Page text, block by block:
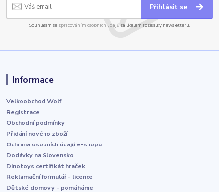
Přihlásit se
Souhlasím se zpracováním osobních údajůza účelem rozesílky newsletteru.
Informace
Velkoobchod Wolf
Registrace
Obchodní podmínky
Přidání nového zboží
Ochrana osobních údajů e-shopu
Dodávky na Slovensko
Dinotoys certifikát hraček
Reklamační formulář - licence
Dětské domovy - pomáháme